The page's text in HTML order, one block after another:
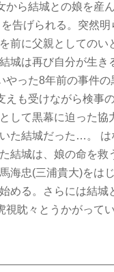
ら結城との娘を産
告げられる。突然
前に父親としてのい
城は再び自分が生き
った8年前の事件の
も受けながら検事
して黒幕に迫った協
た結城だった…。 は
結城は、娘の命を救
海忠(三浦貴大)をは
める。さらには結城
視眈々とうかがって